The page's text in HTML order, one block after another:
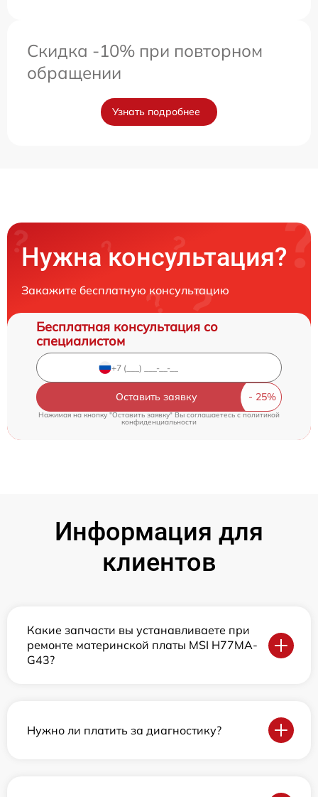
Скидка -10% при повторном
обращении
Узнать подробнее
Нужна консультация?
Закажите бесплатную консультацию
Бесплатная консультация со
специалистом
Оставить заявку
Нажимая на кнопку "Оставить заявку" Вы соглашаетесь cполитикой
конфиденциальности
Информация для
клиентов
Какие запчасти вы устанавливаете при
ремонте материнской платы MSI H77MA-
G43?
Нужно ли платить за диагностику?